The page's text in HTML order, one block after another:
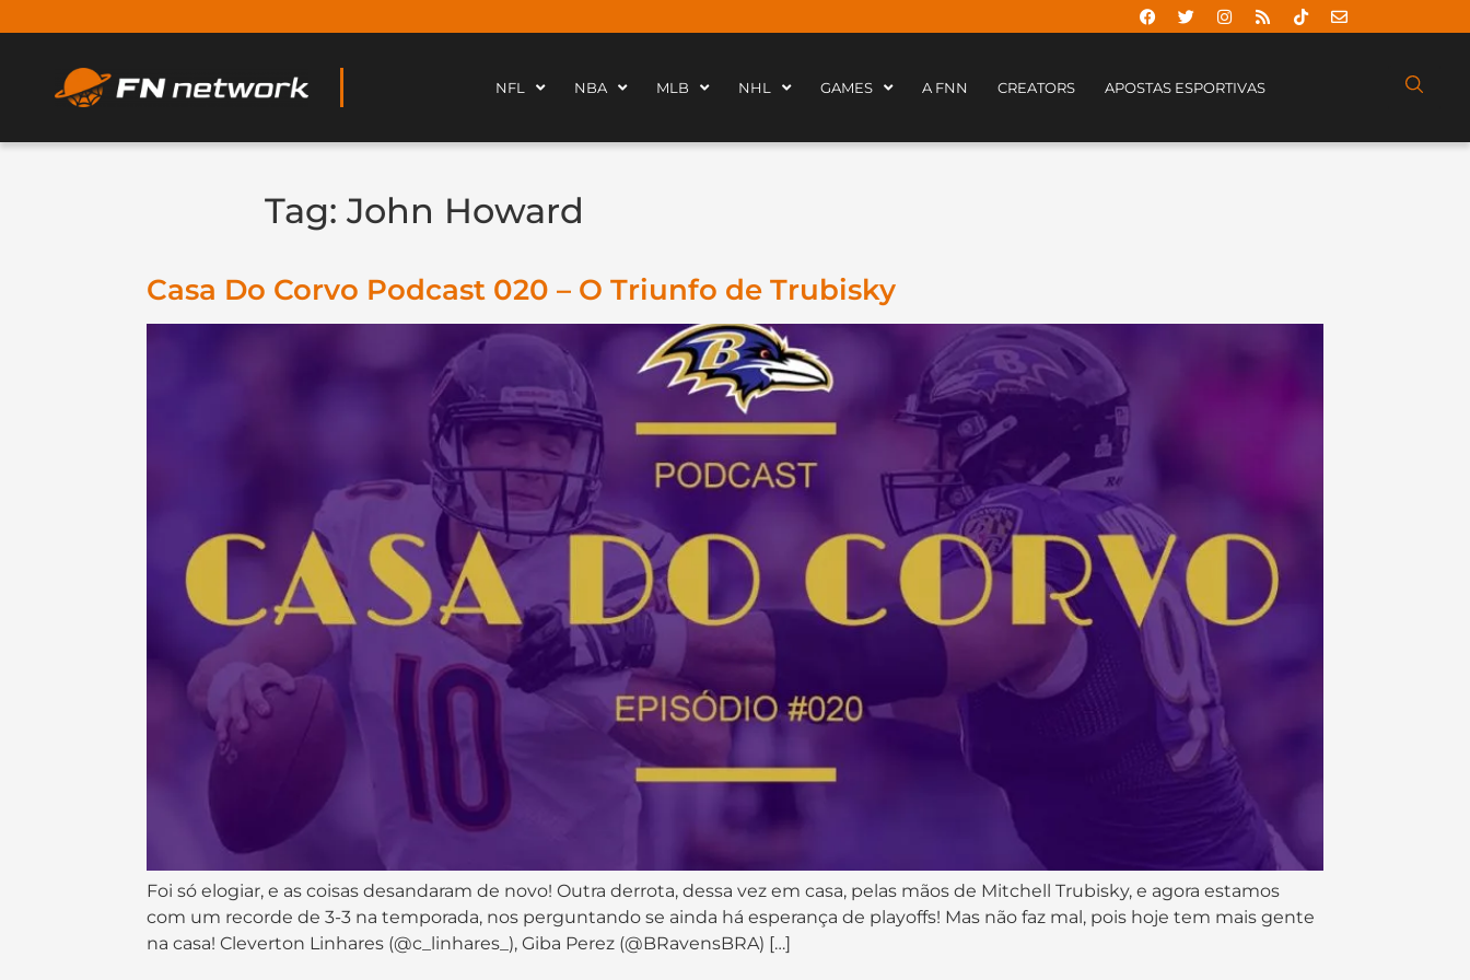
NFL NBA MLB NHL GAMES A FNN CREATORS APOSTAS ESPORTIVAS
Tag: John Howard
Casa Do Corvo Podcast 020 – O Triunfo de Trubisky
Foi só elogiar, e as coisas desandaram de novo! Outra derrota, dessa vez em casa, pelas mãos de Mitchell Trubisky, e agora estamos
com um recorde de 3-3 na temporada, nos perguntando se ainda há esperança de playoffs! Mas não faz mal, pois hoje tem mais gente
na casa! Cleverton Linhares (@c_linhares_), Giba Perez (@BRavensBRA) […]